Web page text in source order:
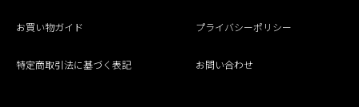
お買い物ガイド プライバシーポリシー
特定商取引法に基づく表記 お問い合わせ